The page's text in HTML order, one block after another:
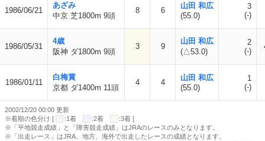
1986/06/21
あざみ
中京 芝1800m 9頭
8 6
山田 和広
(55.0)
3
(-)
1986/05/31
4歳
阪神 ダ1800m 9頭
3 9
山田 和広
(△53.0)
2
(-)
1986/01/11
白梅賞
京都 ダ1400m 11頭
4 4
山田 和広
(55.0)
1
(-)
2002/12/20 00:00 更新
※着順の色分け [
:1着 :2着
:3着 ]
※「平地競走成績」と「障害競走成績」はJRAのレースのみとなります。
※「出走レース」はJRA、地方、海外で出走したレースの成績となります。